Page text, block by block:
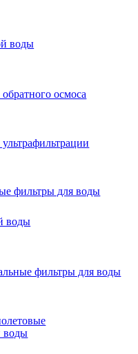
воды
осмоса
фильтры для воды
воды
фильтры для воды
воды